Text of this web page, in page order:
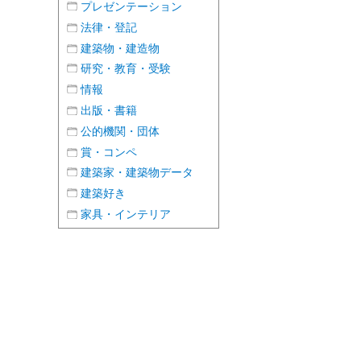
プレゼンテーション
法律・登記
建築物・建造物
研究・教育・受験
情報
出版・書籍
公的機関・団体
賞・コンペ
建築家・建築物データ
建築好き
家具・インテリア